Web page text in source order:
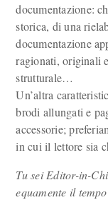
documentazione:
storica, di una
documentazione
ragionati, originali
strutturale…
Un’altra
brodi allungati e
accessorie;
in cui il lettore sia
Tu sei Editor-in-
equamente il